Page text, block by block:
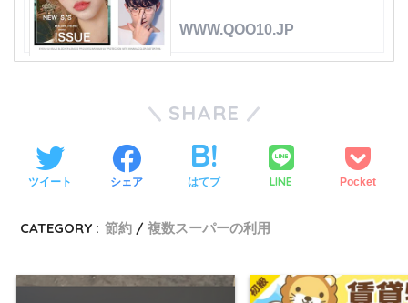
WWW.QOO10.JP
SHARE
ツイート シェア はてブ LINE Pocket
CATEGORY : 節約 複数スーパーの利用